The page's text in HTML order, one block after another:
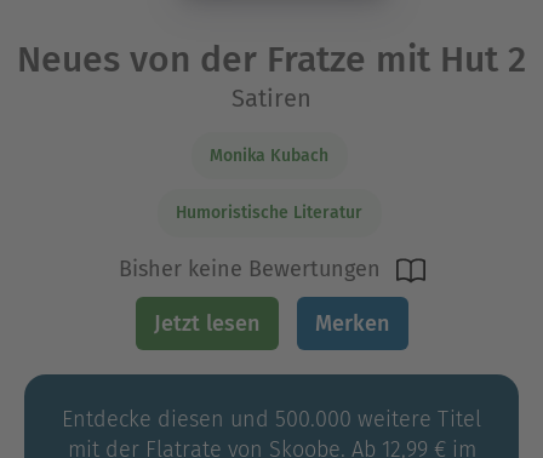
Neues von der Fratze mit Hut 2
Satiren
Monika Kubach
Humoristische Literatur
Bisher keine Bewertungen
Jetzt lesen Merken
Entdecke diesen und 500.000 weitere Titel
mit der Flatrate von Skoobe. Ab 12,99 € im